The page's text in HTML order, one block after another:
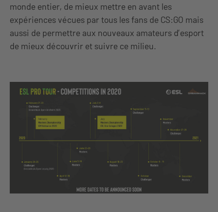
monde entier, de mieux mettre en avant les
expériences vécues par tous les fans de CS:GO mais
aussi de permettre aux nouveaux amateurs d’esport
de mieux découvrir et suivre ce milieu.